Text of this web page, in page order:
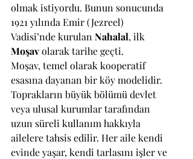
olmak istiyordu. Bunun sonucunda
1921 yılında Emir (Jezreel)
Vadisi’nde kurulan Nahalal, ilk
Moşav olarak tarihe geçti.
Moşav, temel olarak kooperatif
esasına dayanan bir köy modelidir.
Toprakların büyük bölümü devlet
veya ulusal kurumlar tarafından
uzun süreli kullanım hakkıyla
ailelere tahsis edilir. Her aile kendi
evinde yaşar, kendi tarlasını işler ve